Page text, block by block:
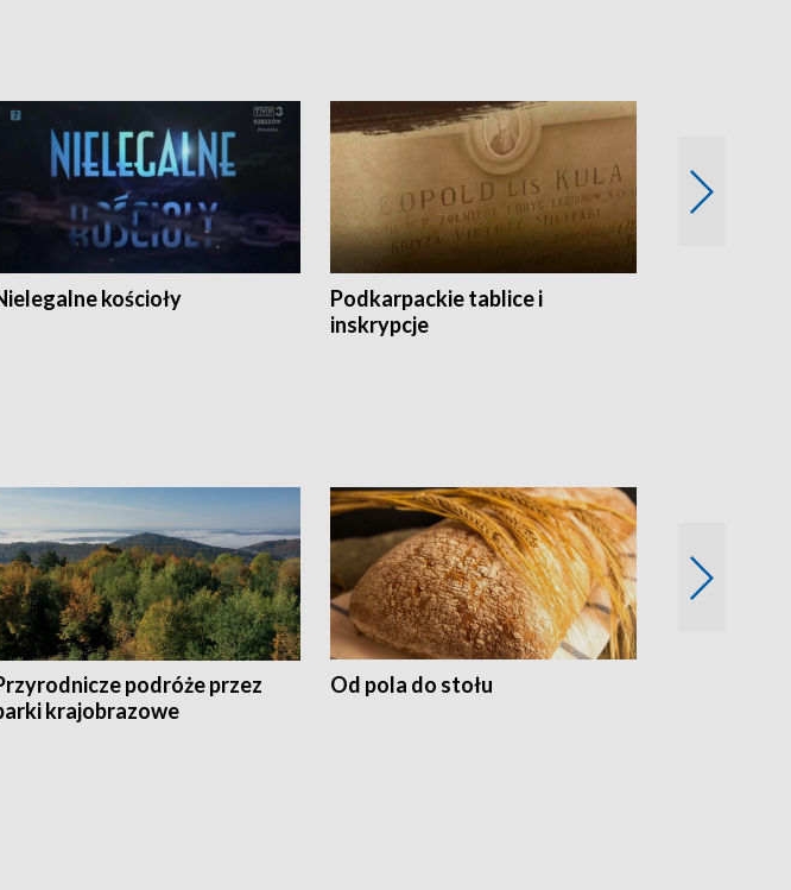
kościoły
Podkarpackie tablice i
inskrypcje
podróże przez
krajobrazowe
Od pola do stołu